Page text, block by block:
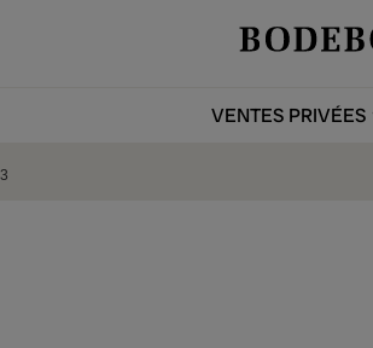
VENTES PRIVÉES